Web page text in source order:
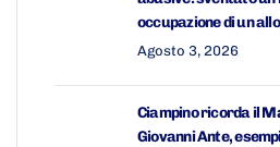
occupazione di un
Agosto 3, 2026
Ciampino ricorda il
Giovanni Ante,